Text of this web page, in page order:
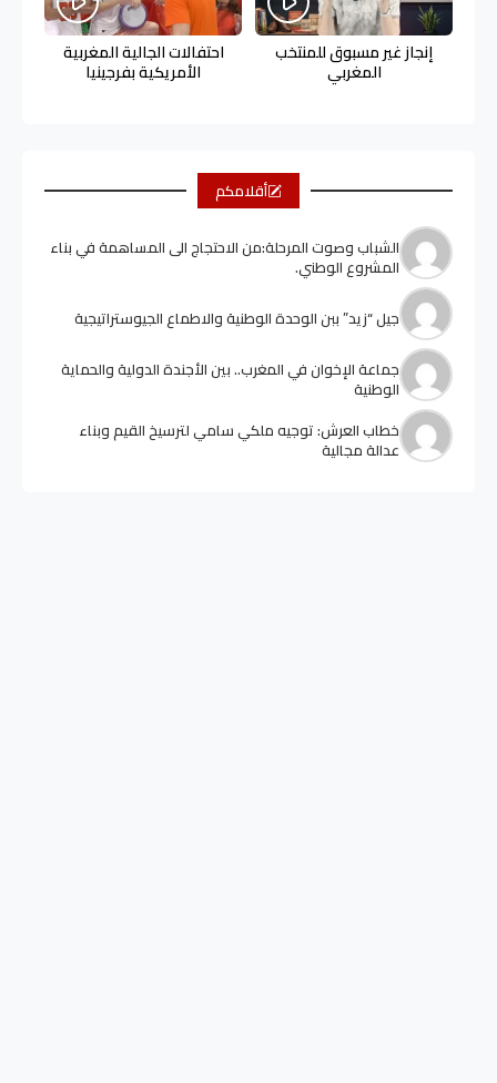
إنجاز غير مسبوق للمنتخب
المغربي
احتفالات الجالية المغربية
الأمريكية بفرجينيا
أقلامكم
الشباب وصوت المرحلة:من الاحتجاج الى المساهمة في بناء
المشروع الوطني.
جيل “زيد” ببن الوحدة الوطنية والاطماع الجيوستراتيجية
جماعة الإخوان في المغرب.. بين الأجندة الدولية والحماية
الوطنية
خطاب العرش: توجيه ملكي سامي لترسيخ القيم وبناء
عدالة مجالية